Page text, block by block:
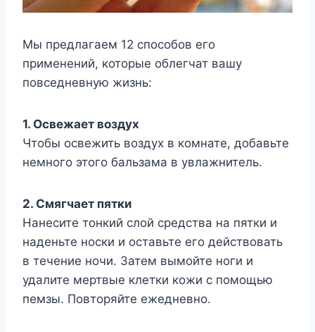
Мы предлагаем 12 способов его
применений, которые облегчат вашу
повседневную жизнь:
1. Освежает воздух
Чтобы освежить воздух в комнате, добавьте
немного этого бальзама в увлажнитель.
2. Смягчает пятки
Нанесите тонкий слой средства на пятки и
наденьте носки и оставьте его действовать
в течение ночи. Затем вымойте ноги и
удалите мертвые клетки кожи с помощью
пемзы. Повторяйте ежедневно.